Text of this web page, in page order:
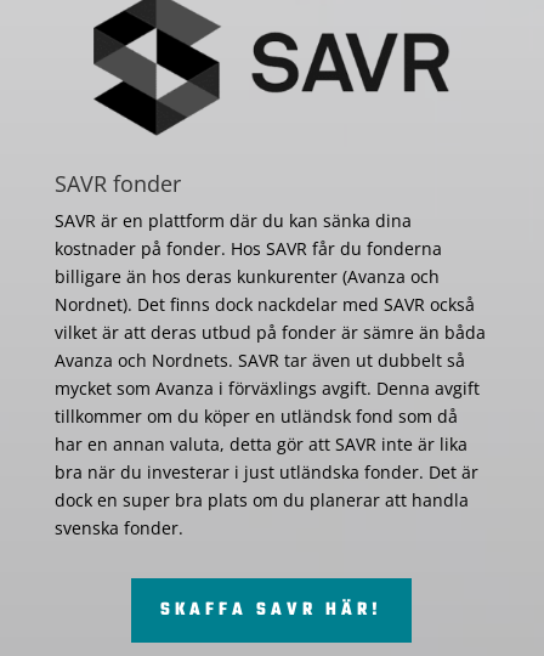
SAVR fonder
SAVR är en plattform där du kan sänka dina
kostnader på fonder. Hos SAVR får du fonderna
billigare än hos deras kunkurenter (Avanza och
Nordnet). Det finns dock nackdelar med SAVR också
vilket är att deras utbud på fonder är sämre än båda
Avanza och Nordnets. SAVR tar även ut dubbelt så
mycket som Avanza i förväxlings avgift. Denna avgift
tillkommer om du köper en utländsk fond som då
har en annan valuta, detta gör att SAVR inte är lika
bra när du investerar i just utländska fonder. Det är
dock en super bra plats om du planerar att handla
svenska fonder.
SKAFFA SAVR HÄR!